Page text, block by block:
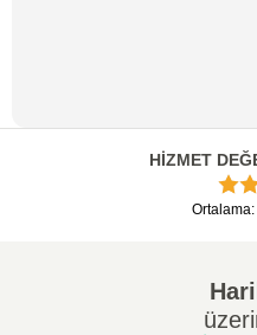
HİZMET
Ortalama: